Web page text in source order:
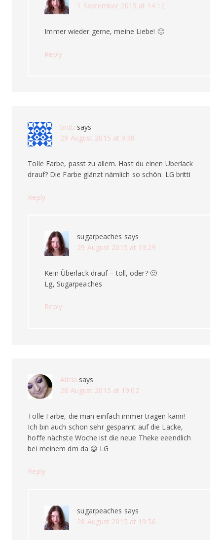
1 September 2015 at 14:12
Immer wieder gerne, meine Liebe! 🙂
Reply
britti says
29 August 2015 at 9:38
Tolle Farbe, passt zu allem. Hast du einen Überlack
drauf? Die Farbe glänzt nämlich so schön. LG britti
Reply
sugarpeaches says
29 August 2015 at 13:29
Kein Überlack drauf – toll, oder? 🙂
Lg, Sugarpeaches
Reply
Alicia says
28 August 2015 at 19:02
Tolle Farbe, die man einfach immer tragen kann!
Ich bin auch schon sehr gespannt auf die Lacke,
hoffe nächste Woche ist die neue Theke eeendlich
bei meinem dm da 😀 LG
Reply
sugarpeaches says
28 August 2015 at 19:56